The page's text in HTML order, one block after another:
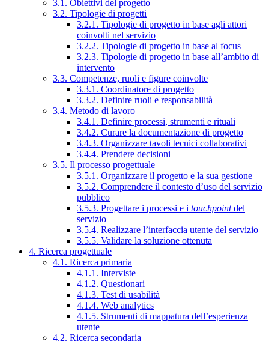
3.1. Obiettivi del progetto
3.2. Tipologie di progetti
3.2.1. Tipologie di progetto in base agli attori
coinvolti nel servizio
3.2.2. Tipologie di progetto in base al focus
3.2.3. Tipologie di progetto in base all’ambito di
intervento
3.3. Competenze, ruoli e figure coinvolte
3.3.1. Coordinatore di progetto
3.3.2. Definire ruoli e responsabilità
3.4. Metodo di lavoro
3.4.1. Definire processi, strumenti e rituali
3.4.2. Curare la documentazione di progetto
3.4.3. Organizzare tavoli tecnici collaborativi
3.4.4. Prendere decisioni
3.5. Il processo progettuale
3.5.1. Organizzare il progetto e la sua gestione
3.5.2. Comprendere il contesto d’uso del servizio
pubblico
3.5.3. Progettare i processi e i touchpointdel
servizio
3.5.4. Realizzare l’interfaccia utente del servizio
3.5.5. Validare la soluzione ottenuta
4. Ricerca progettuale
4.1. Ricerca primaria
4.1.1. Interviste
4.1.2. Questionari
4.1.3. Test di usabilità
4.1.4. Web analytics
4.1.5. Strumenti di mappatura dell’esperienza
utente
4.2. Ricerca secondaria